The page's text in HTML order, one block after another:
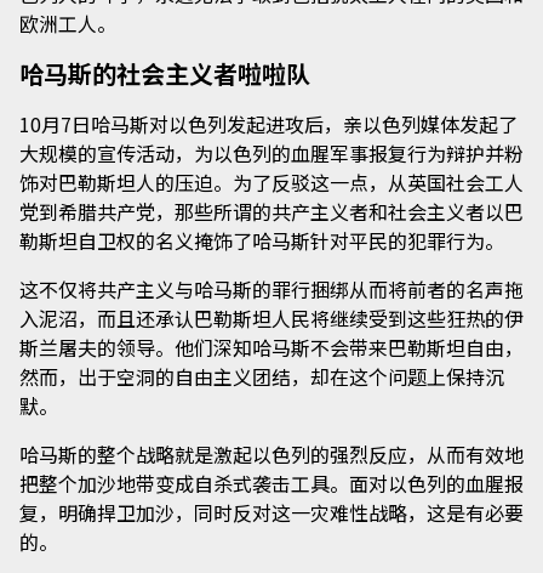
欧洲工人。
哈马斯的社会主义者啦啦队
10月7日哈马斯对以色列发起进攻后，亲以色列媒体发起了
大规模的宣传活动，为以色列的血腥军事报复行为辩护并粉
饰对巴勒斯坦人的压迫。为了反驳这一点，从英国社会工人
党到希腊共产党，那些所谓的共产主义者和社会主义者以巴
勒斯坦自卫权的名义掩饰了哈马斯针对平民的犯罪行为。
这不仅将共产主义与哈马斯的罪行捆绑从而将前者的名声拖
入泥沼，而且还承认巴勒斯坦人民将继续受到这些狂热的伊
斯兰屠夫的领导。他们深知哈马斯不会带来巴勒斯坦自由，
然而，出于空洞的自由主义团结，却在这个问题上保持沉
默。
哈马斯的整个战略就是激起以色列的强烈反应，从而有效地
把整个加沙地带变成自杀式袭击工具。面对以色列的血腥报
复，明确捍卫加沙，同时反对这一灾难性战略，这是有必要
的。